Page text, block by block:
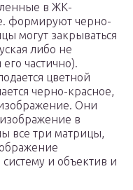
в ЖК-
формируют черно-
могут закрываться
либо не
частично).
цветной
черно-красное,
Они
в
все три матрицы,
и объектив и